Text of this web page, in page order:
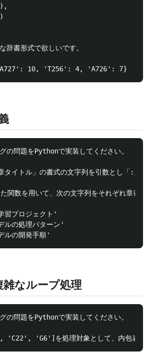
辞書形式で欲しいです。
の問題をPythonで実装してください。
タイトル」の書式の文字列を引数とし「:」
た関数を用いて、次の文字列をそれぞれ章
習プロジェクト'
ルの処理パターン'
雑なループ処理
の問題をPythonで実装してください。